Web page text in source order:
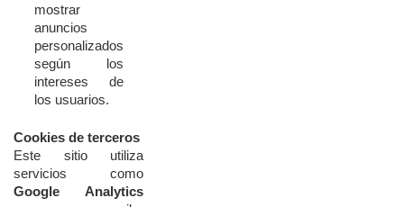
mostrar
anuncios
personalizados
según los
intereses de
los usuarios.
Cookies de terceros
Este sitio utiliza
servicios como
Google Analytics